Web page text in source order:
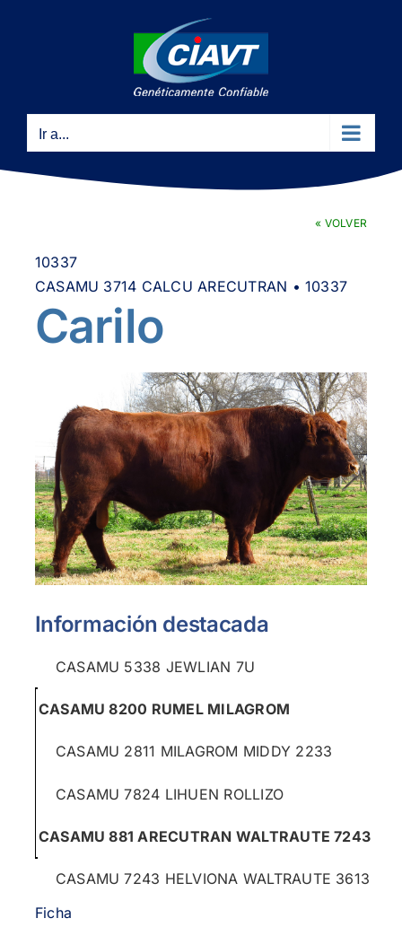
Ir a...
« VOLVER
10337
CASAMU 3714 CALCU ARECUTRAN • 10337
Carilo
Información destacada
CASAMU 5338 JEWLIAN 7U
CASAMU 8200 RUMEL MILAGROM
CASAMU 2811 MILAGROM MIDDY 2233
CASAMU 7824 LIHUEN ROLLIZO
CASAMU 881 ARECUTRAN WALTRAUTE 7243
CASAMU 7243 HELVIONA WALTRAUTE 3613
Ficha